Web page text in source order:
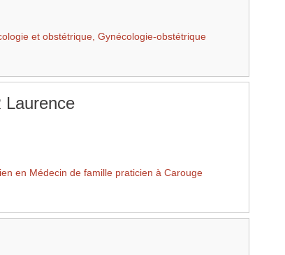
et obstétrique, Gynécologie-obstétrique
Laurence
en Médecin de famille praticien à Carouge